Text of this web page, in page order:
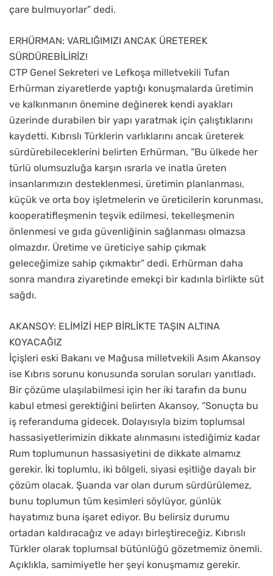
çare bulmuyorlar” dedi.
ERHÜRMAN: VARLIĞIMIZI ANCAK ÜRETEREK
SÜRDÜREBİLİRİZ!
CTP Genel Sekreteri ve Lefkoşa milletvekili Tufan
Erhürman ziyaretlerde yaptığı konuşmalarda üretimin
ve kalkınmanın önemine değinerek kendi ayakları
üzerinde durabilen bir yapı yaratmak için çalıştıklarını
kaydetti. Kıbrıslı Türklerin varlıklarını ancak üreterek
sürdürebileceklerini belirten Erhürman, “Bu ülkede her
türlü olumsuzluğa karşın ısrarla ve inatla üreten
insanlarımızın desteklenmesi, üretimin planlanması,
küçük ve orta boy işletmelerin ve üreticilerin korunması,
kooperatifleşmenin teşvik edilmesi, tekelleşmenin
önlenmesi ve gıda güvenliğinin sağlanması olmazsa
olmazdır. Üretime ve üreticiye sahip çıkmak
geleceğimize sahip çıkmaktır” dedi. Erhürman daha
sonra mandıra ziyaretinde emekçi bir kadınla birlikte süt
sağdı.
AKANSOY: ELİMİZİ HEP BİRLİKTE TAŞIN ALTINA
KOYACAĞIZ
İçişleri eski Bakanı ve Mağusa milletvekili Asım Akansoy
ise Kıbrıs sorunu konusunda sorulan soruları yanıtladı.
Bir çözüme ulaşılabilmesi için her iki tarafın da bunu
kabul etmesi gerektiğini belirten Akansoy, “Sonuçta bu
iş referanduma gidecek. Dolayısıyla bizim toplumsal
hassasiyetlerimizin dikkate alınmasını istediğimiz kadar
Rum toplumunun hassasiyetini de dikkate almamız
gerekir. İki toplumlu, iki bölgeli, siyasi eşitliğe dayalı bir
çözüm olacak. Şuanda var olan durum sürdürülemez,
bunu toplumun tüm kesimleri söylüyor, günlük
hayatımız buna işaret ediyor. Bu belirsiz durumu
ortadan kaldıracağız ve adayı birleştireceğiz. Kıbrıslı
Türkler olarak toplumsal bütünlüğü gözetmemiz önemli.
Açıklıkla, samimiyetle her şeyi konuşmamız gerekir.